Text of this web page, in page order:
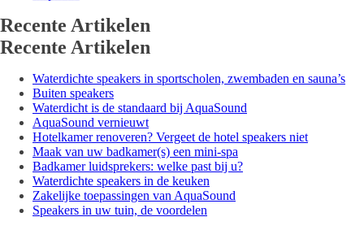
Recente Artikelen
Recente Artikelen
Waterdichte speakers in sportscholen, zwembaden en sauna’s
Buiten speakers
Waterdicht is de standaard bij AquaSound
AquaSound vernieuwt
Hotelkamer renoveren? Vergeet de hotel speakers niet
Maak van uw badkamer(s) een mini-spa
Badkamer luidsprekers: welke past bij u?
Waterdichte speakers in de keuken
Zakelijke toepassingen van AquaSound
Speakers in uw tuin, de voordelen